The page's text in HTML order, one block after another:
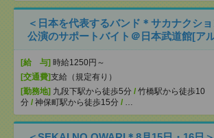
＜日本を代表するバンド＊サカナクシ
公演のサポートバイト＠日本武道館[ア
[給 与] 時給1250円～
[交通費]支給（規定有り）
[勤務地] 九段下駅から徒歩5分 / 竹橋駅から徒歩10
分 / 神保町駅から徒歩15分 / …